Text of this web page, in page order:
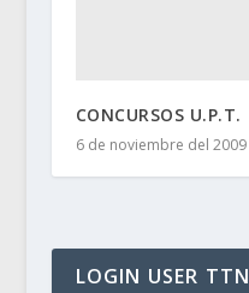
CONCURSOS U.P.T.
6 de noviembre del 2009
LOGIN USER TTN